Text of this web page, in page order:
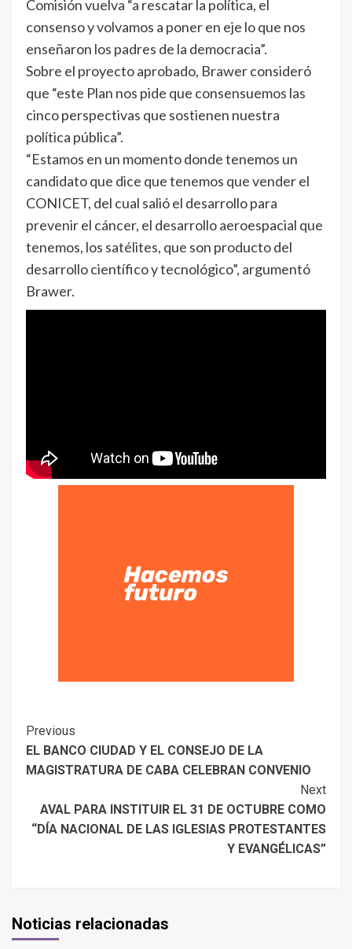
Comisión vuelva “a rescatar la política, el
consenso y volvamos a poner en eje lo que nos
enseñaron los padres de la democracia”.
Sobre el proyecto aprobado, Brawer consideró
que “este Plan nos pide que consensuemos las
cinco perspectivas que sostienen nuestra
política pública”.
“Estamos en un momento donde tenemos un
candidato que dice que tenemos que vender el
CONICET, del cual salió el desarrollo para
prevenir el cáncer, el desarrollo aeroespacial que
tenemos, los satélites, que son producto del
desarrollo científico y tecnológico”, argumentó
Brawer.
Previous
EL BANCO CIUDAD Y EL CONSEJO DE LA
MAGISTRATURA DE CABA CELEBRAN CONVENIO
Next
AVAL PARA INSTITUIR EL 31 DE OCTUBRE COMO
“DÍA NACIONAL DE LAS IGLESIAS PROTESTANTES
Y EVANGÉLICAS”
Noticias relacionadas